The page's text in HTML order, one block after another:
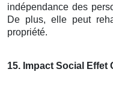
indépendance des
De plus, elle peut
propriété.
15. Impact Social Effet